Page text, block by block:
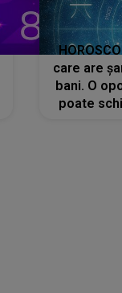
care are
bani. O
poate